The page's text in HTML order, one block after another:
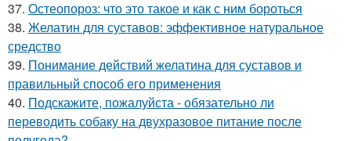
37. Остеопороз: что это такое и как с ним бороться
38. Желатин для суставов: эффективное натуральное
средство
39. Понимание действий желатина для суставов и
правильный способ его применения
40. Подскажите, пожалуйста - обязательно ли
переводить собаку на двухразовое питание после